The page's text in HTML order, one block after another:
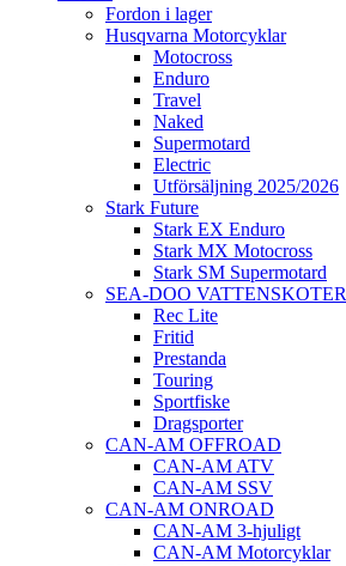
Fordon i lager
Husqvarna Motorcyklar
Motocross
Enduro
Travel
Naked
Supermotard
Electric
Utförsäljning 2025/2026
Stark Future
Stark EX Enduro
Stark MX Motocross
Stark SM Supermotard
SEA-DOO VATTENSKOTER
Rec Lite
Fritid
Prestanda
Touring
Sportfiske
Dragsporter
CAN-AM OFFROAD
CAN-AM ATV
CAN-AM SSV
CAN-AM ONROAD
CAN-AM 3-hjuligt
CAN-AM Motorcyklar